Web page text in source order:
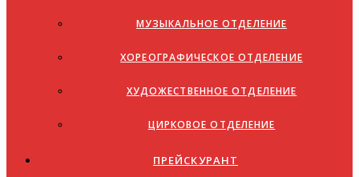
МУЗЫКАЛЬНОЕ ОТДЕЛЕНИЕ
ХОРЕОГРАФИЧЕСКОЕ ОТДЕЛЕНИЕ
ХУДОЖЕСТВЕННОЕ ОТДЕЛЕНИЕ
ЦИРКОВОЕ ОТДЕЛЕНИЕ
ПРЕЙСКУРАНТ